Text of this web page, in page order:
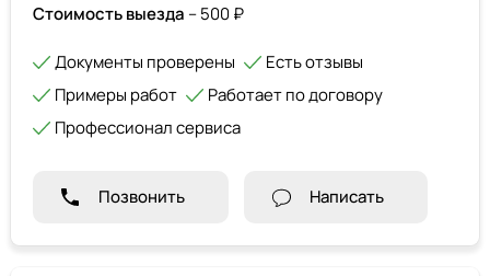
Стоимость выезда – 500 ₽
Документы проверены
Есть отзывы
Примеры работ
Работает по договору
Профессионал сервиса
Позвонить Написать